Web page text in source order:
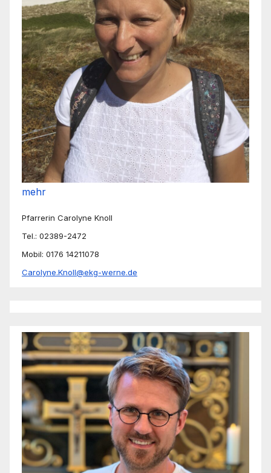
mehr
Pfarrerin Carolyne Knoll
Tel.: 02389-2472
Mobil: 0176 14211078
Carolyne.Knoll@ekg-werne.de